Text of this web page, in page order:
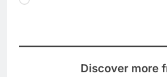
Discover more